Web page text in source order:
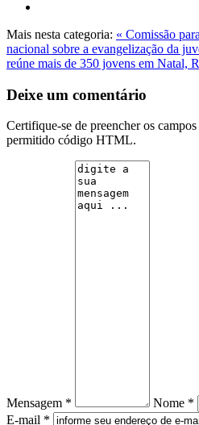
Mais nesta categoria: « Comissão
nacional sobre a evangelização da
reúne mais de 350 jovens em Natal,
Deixe um comentário
Certifique-se de preencher os
permitido código HTML.
Mensagem *
Nome *
E-mail *